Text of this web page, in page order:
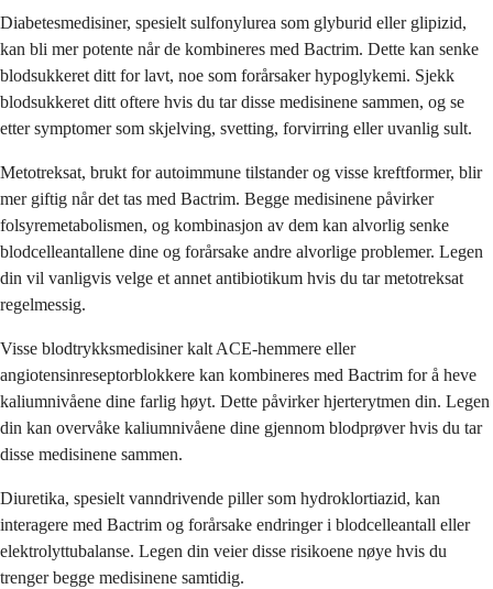
Diabetesmedisiner, spesielt sulfonylurea som glyburid eller glipizid,
kan bli mer potente når de kombineres med Bactrim. Dette kan senke
blodsukkeret ditt for lavt, noe som forårsaker hypoglykemi. Sjekk
blodsukkeret ditt oftere hvis du tar disse medisinene sammen, og se
etter symptomer som skjelving, svetting, forvirring eller uvanlig sult.
Metotreksat, brukt for autoimmune tilstander og visse kreftformer, blir
mer giftig når det tas med Bactrim. Begge medisinene påvirker
folsyremetabolismen, og kombinasjon av dem kan alvorlig senke
blodcelleantallene dine og forårsake andre alvorlige problemer. Legen
din vil vanligvis velge et annet antibiotikum hvis du tar metotreksat
regelmessig.
Visse blodtrykksmedisiner kalt ACE-hemmere eller
angiotensinreseptorblokkere kan kombineres med Bactrim for å heve
kaliumnivåene dine farlig høyt. Dette påvirker hjerterytmen din. Legen
din kan overvåke kaliumnivåene dine gjennom blodprøver hvis du tar
disse medisinene sammen.
Diuretika, spesielt vanndrivende piller som hydroklortiazid, kan
interagere med Bactrim og forårsake endringer i blodcelleantall eller
elektrolyttubalanse. Legen din veier disse risikoene nøye hvis du
trenger begge medisinene samtidig.